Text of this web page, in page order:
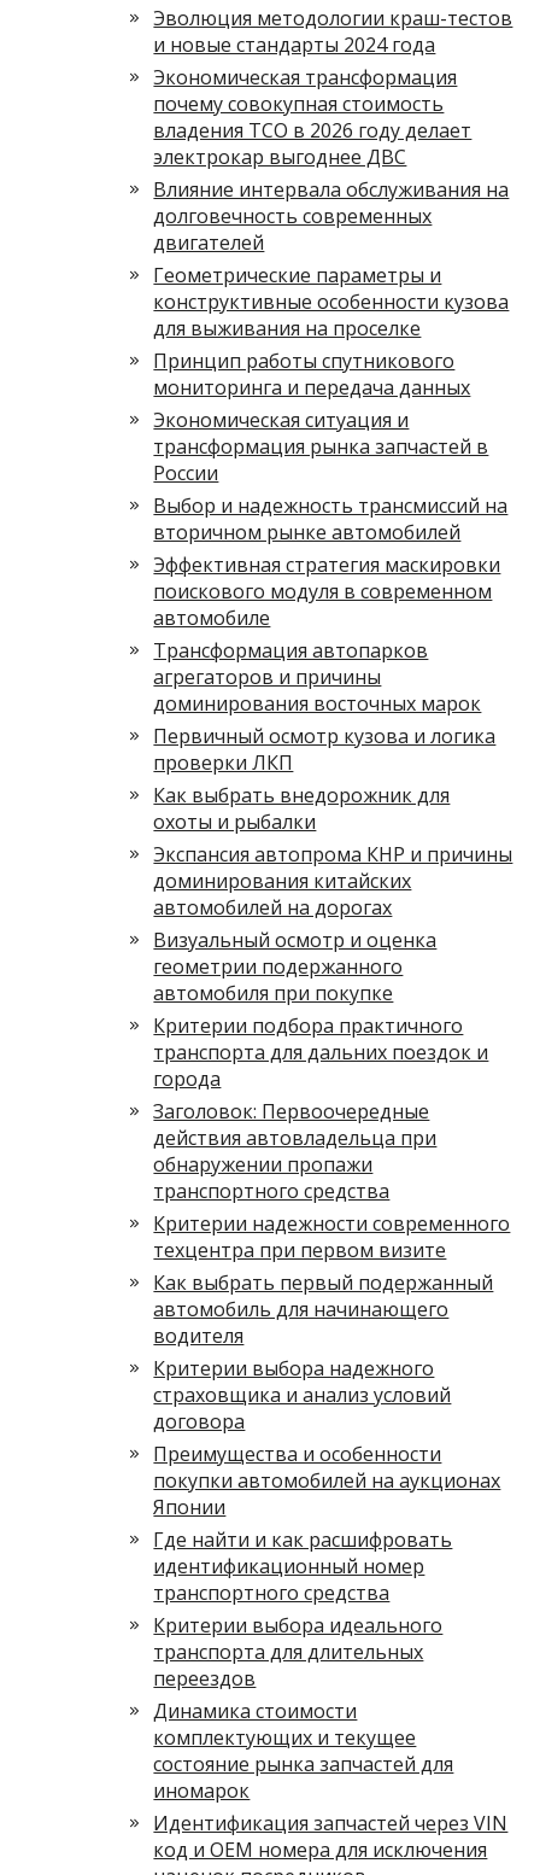
Эволюция методологии краш-тестов
и новые стандарты 2024 года
Экономическая трансформация
почему совокупная стоимость
владения TCO в 2026 году делает
электрокар выгоднее ДВС
Влияние интервала обслуживания на
долговечность современных
двигателей
Геометрические параметры и
конструктивные особенности кузова
для выживания на проселке
Принцип работы спутникового
мониторинга и передача данных
Экономическая ситуация и
трансформация рынка запчастей в
России
Выбор и надежность трансмиссий на
вторичном рынке автомобилей
Эффективная стратегия маскировки
поискового модуля в современном
автомобиле
Трансформация автопарков
агрегаторов и причины
доминирования восточных марок
Первичный осмотр кузова и логика
проверки ЛКП
Как выбрать внедорожник для
охоты и рыбалки
Экспансия автопрома КНР и причины
доминирования китайских
автомобилей на дорогах
Визуальный осмотр и оценка
геометрии подержанного
автомобиля при покупке
Критерии подбора практичного
транспорта для дальних поездок и
города
Заголовок: Первоочередные
действия автовладельца при
обнаружении пропажи
транспортного средства
Критерии надежности современного
техцентра при первом визите
Как выбрать первый подержанный
автомобиль для начинающего
водителя
Критерии выбора надежного
страховщика и анализ условий
договора
Преимущества и особенности
покупки автомобилей на аукционах
Японии
Где найти и как расшифровать
идентификационный номер
транспортного средства
Критерии выбора идеального
транспорта для длительных
переездов
Динамика стоимости
комплектующих и текущее
состояние рынка запчастей для
иномарок
Идентификация запчастей через VIN
код и OEM номера для исключения